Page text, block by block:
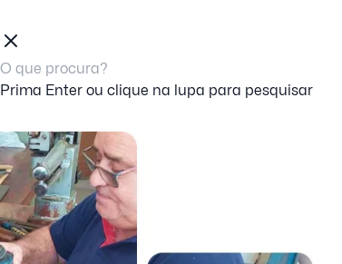
Prima Enter ou clique na lupa para pesquisar